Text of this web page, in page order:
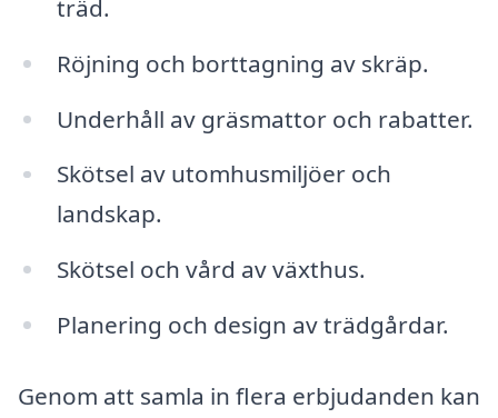
träd.
Röjning och borttagning av skräp.
Underhåll av gräsmattor och rabatter.
Skötsel av utomhusmiljöer och
landskap.
Skötsel och vård av växthus.
Planering och design av trädgårdar.
Genom att samla in flera erbjudanden kan